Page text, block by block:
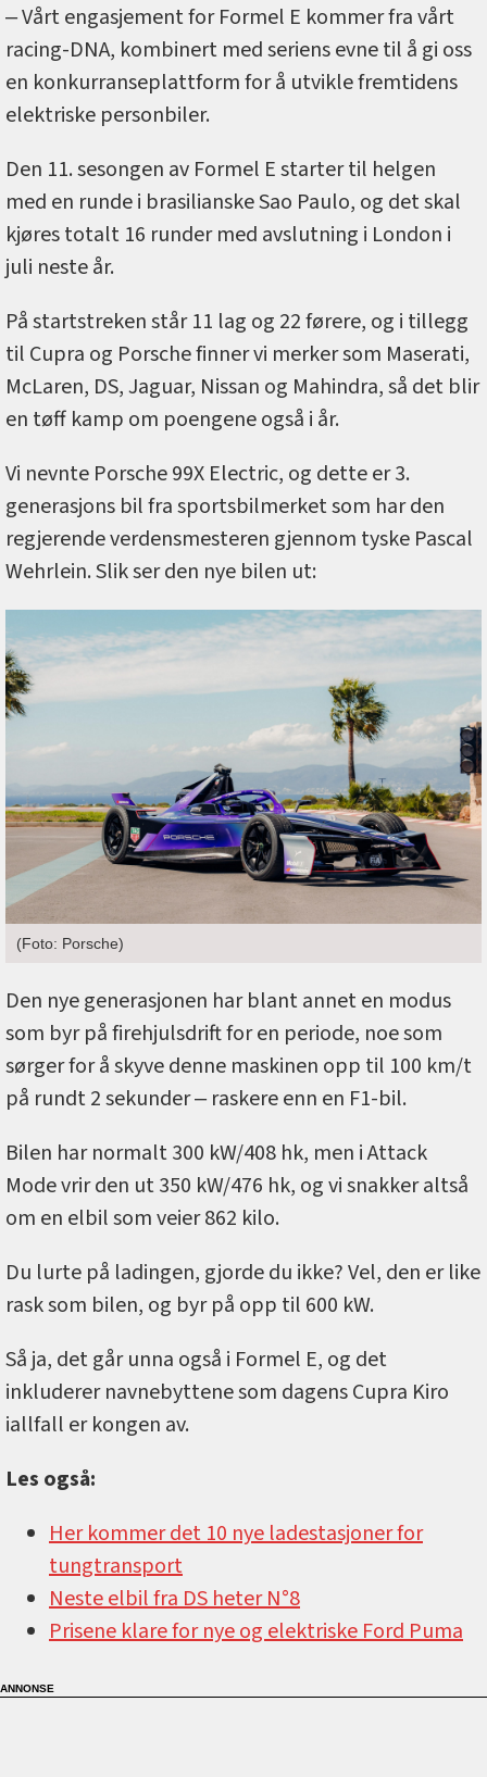
‒ Vårt engasjement for Formel E kommer fra vårt
racing-DNA, kombinert med seriens evne til å gi oss
en konkurranseplattform for å utvikle fremtidens
elektriske personbiler.
Den 11. sesongen av Formel E starter til helgen
med en runde i brasilianske Sao Paulo, og det skal
kjøres totalt 16 runder med avslutning i London i
juli neste år.
På startstreken står 11 lag og 22 førere, og i tillegg
til Cupra og Porsche finner vi merker som Maserati,
McLaren, DS, Jaguar, Nissan og Mahindra, så det blir
en tøff kamp om poengene også i år.
Vi nevnte Porsche 99X Electric, og dette er 3.
generasjons bil fra sportsbilmerket som har den
regjerende verdensmesteren gjennom tyske Pascal
Wehrlein. Slik ser den nye bilen ut:
(Foto: Porsche)
Den nye generasjonen har blant annet en modus
som byr på firehjulsdrift for en periode, noe som
sørger for å skyve denne maskinen opp til 100 km/t
på rundt 2 sekunder ‒ raskere enn en F1-bil.
Bilen har normalt 300 kW/408 hk, men i Attack
Mode vrir den ut 350 kW/476 hk, og vi snakker altså
om en elbil som veier 862 kilo.
Du lurte på ladingen, gjorde du ikke? Vel, den er like
rask som bilen, og byr på opp til 600 kW.
Så ja, det går unna også i Formel E, og det
inkluderer navnebyttene som dagens Cupra Kiro
iallfall er kongen av.
Les også:
Her kommer det 10 nye ladestasjoner for
tungtransport
Neste elbil fra DS heter N°8
Prisene klare for nye og elektriske Ford Puma